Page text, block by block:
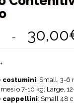
- 30,00
costumini: Small, 3-6
o 7-10 kg; Large,
cappellini: Small 48